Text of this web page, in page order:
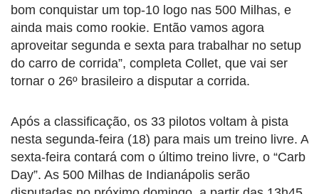
bom conquistar um top-10 logo nas 500 Milhas, e
ainda mais como rookie. Então vamos agora
aproveitar segunda e sexta para trabalhar no setup
do carro de corrida”, completa Collet, que vai ser
tornar o 26º brasileiro a disputar a corrida.
Após a classificação, os 33 pilotos voltam à pista
nesta segunda-feira (18) para mais um treino livre. A
sexta-feira contará com o último treino livre, o “Carb
Day”. As 500 Milhas de Indianápolis serão